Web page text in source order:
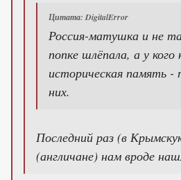
Цитата: DigitalError
Россия-матушка и не
попке шлёпала, а у кого
историческая память
них.
Последний раз (в
(англичане) нам вроде